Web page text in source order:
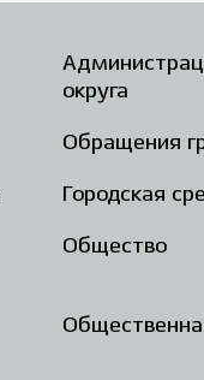
округа
Обращения
Городская
Общество